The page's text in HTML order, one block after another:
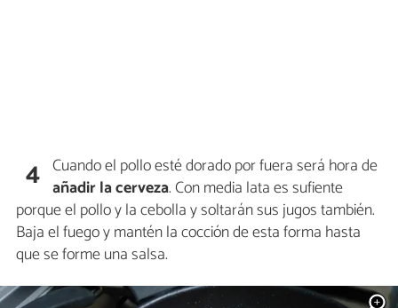
4 Cuando el pollo esté dorado por fuera será hora de
añadir la cerveza. Con media lata es sufiente
porque el pollo y la cebolla y soltarán sus jugos también.
Baja el fuego y mantén la cocción de esta forma hasta
que se forme una salsa.